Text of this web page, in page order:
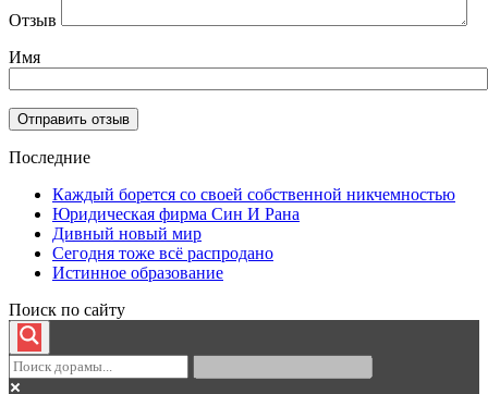
Отзыв
Имя
Последние
Каждый борется со своей собственной никчемностью
Юридическая фирма Син И Рана
Дивный новый мир
Сегодня тоже всё распродано
Истинное образование
Поиск по сайту